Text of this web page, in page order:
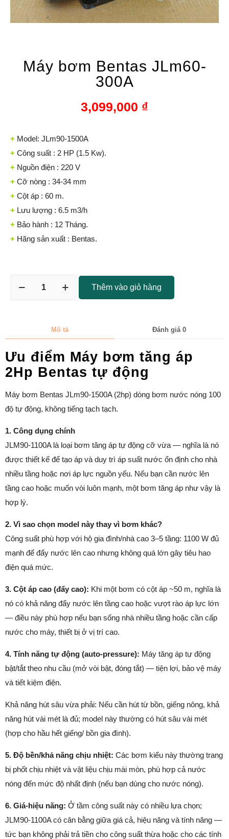
Máy bơm Bentas JLm60-
300A
3,099,000 ₫
+ Model: JLm90-1500A
+ Công suất : 2 HP (1.5 Kw).
+ Nguồn điện : 220 V
+ Cỡ nòng : 34-34 mm
+ Cột áp : 60 m.
+ Lưu lượng : 6.5 m3/h
+ Bảo hành : 12 Tháng.
+ Hãng sản xuất : Bentas.
Thêm vào giỏ hàng
Mô tả Đánh giá 0
Ưu điểm Máy bơm tăng áp
2Hp Bentas tự động
Máy bơm Bentas JLm90-1500A (2hp) dòng bơm nước nóng 100
độ tự động, không tiếng tạch tạch.
1. Công dụng chính
JLM90-1100A là loại bơm tăng áp tự động cỡ vừa — nghĩa là nó
được thiết kế để tạo áp và duy trì áp suất nước ổn định cho nhà
nhiều tầng hoặc nơi áp lực nguồn yếu. Nếu bạn cần nước lên
tầng cao hoặc muốn vòi luôn mạnh, một bơm tăng áp như vậy là
hợp lý.
2. Vì sao chọn model này thay vì bơm khác?
Công suất phù hợp với hộ gia đình/nhà cao 3–5 tầng: 1100 W đủ
mạnh để đẩy nước lên cao nhưng không quá lớn gây tiêu hao
điện quá mức.
3. Cột áp cao (đẩy cao): Khi một bơm có cột áp ~50 m, nghĩa là
nó có khả năng đẩy nước lên tầng cao hoặc vượt rào áp lực lớn
— điều này phù hợp nếu bạn sống nhà nhiều tầng hoặc cần cấp
nước cho máy, thiết bị ở vị trí cao.
4. Tính năng tự động (auto-pressure): Máy tăng áp tự động
bật/tắt theo nhu cầu (mở vòi bật, đóng tắt) — tiện lợi, bảo vệ máy
và tiết kiệm điện.
Khả năng hút sâu vừa phải: Nếu cần hút từ bồn, giếng nông, khả
năng hút vài mét là đủ; model này thường có hút sâu vài mét
(hợp cho hầu hết giếng/ bồn gia đình).
5. Độ bền/khả năng chịu nhiệt: Các bơm kiểu này thường trang
bị phốt chịu nhiệt và vật liệu chịu mài mòn, phù hợp cả nước
nóng đến mức độ nhất định (nếu bạn dùng cho nước nóng).
6. Giá-hiệu năng: Ở tầm công suất này có nhiều lựa chọn;
JLM90-1100A có cân bằng giữa giá cả, hiệu năng và tính năng —
tức bạn không phải trả tiền cho công suất thừa hoặc cho các tính